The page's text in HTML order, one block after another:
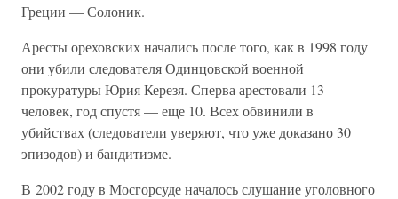
Греции — Солоник.
Аресты ореховских начались после того, как в 1998 году
они убили следователя Одинцовской военной
прокуратуры Юрия Керезя. Сперва арестовали 13
человек, год спустя — еще 10. Всех обвинили в
убийствах (следователи уверяют, что уже доказано 30
эпизодов) и бандитизме.
В 2002 году в Мосгорсуде началось слушание уголовного